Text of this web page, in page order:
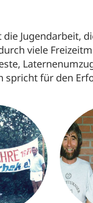
Jugendarbeit,
viele
spricht für den